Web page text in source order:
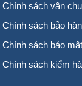
Chính sách vận
Chính sách bảo
Chính sách bảo
Chính sách kiểm